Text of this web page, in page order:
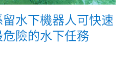
水下機器人可快速
險的水下任務